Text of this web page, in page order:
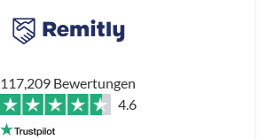
117,209 Bewertungen
4.6